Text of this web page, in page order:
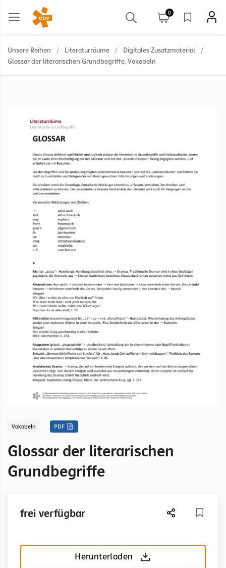
0
Unsere Reihen / Literaturräume / Digitales Zusatzmaterial
/
Glossar der literarischen Grundbegriffe, Vokabeln
Vokabeln PDF
Glossar der literarischen
Grundbegriffe
frei verfügbar
Herunterladen